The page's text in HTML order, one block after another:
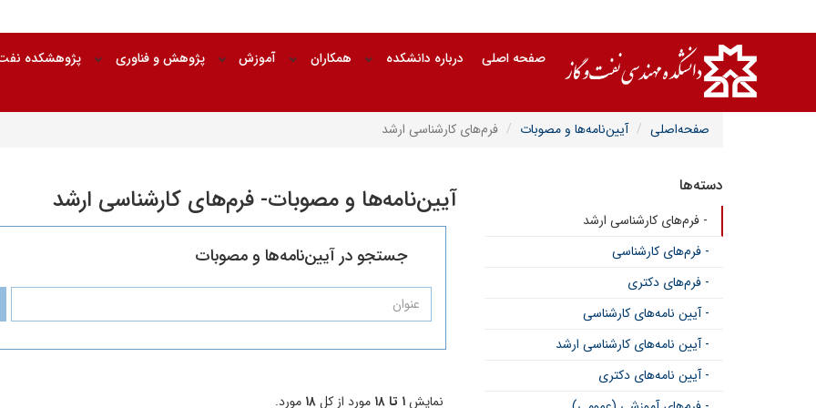
صفحه اصلی درباره دانشکده همکاران آموزش پژوهش و فناوری پژوهشکده
صفحه‌اصلی آیین‌نامه‌ها و مصوبات فرم‌های کارشناسی ارشد
آیین‌نامه‌ها و مصوبات- فرم‌های کارشناسی ارشد
جستجو در آیین‌نامه‌ها و مصوبات
نمایش۱ تا ۱۸ مورد از کل۱۸ مورد.
دسته‌ها
- فرم‌های کارشناسی ارشد
- فرم‌های کارشناسی
- فرم‌های دکتری
- آیین نامه‌های کارشناسی
- آیین نامه‌های کارشناسی ارشد
- آیین نامه‌های دکتری